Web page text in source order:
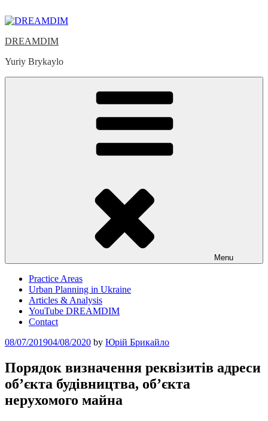
to
DREAMDIM
Yuriy Brykaylo
Menu
Practice Areas
Urban Planning in Ukraine
Articles & Analysis
YouTube DREAMDIM
Contact
Posted
08/07/201904/08/2020 by Юрій Брикайло
Порядок визначення реквізитів адреси
об’єкта будівництва, об’єкта
нерухомого майна